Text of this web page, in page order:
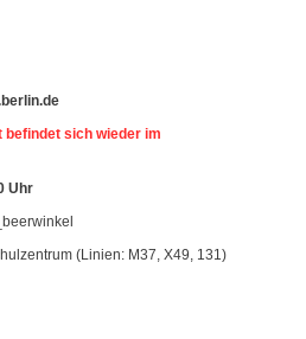
sich wieder im
Uhr
(Linien: M37, X49, 131)